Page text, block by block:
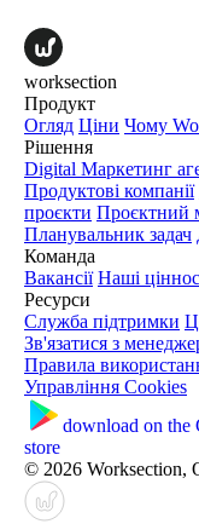
worksection
Продукт
Огляд Ціни Чому
Рішення
Digital Маркетинг
Продуктові компанії
проєкти Проєктний
Планувальник задач
Команда
Вакансії Наші
Ресурси
Служба підтримки
Зв'язатися з
Правила
Управління Cookies
download on the
store
© 2026 Worksection,